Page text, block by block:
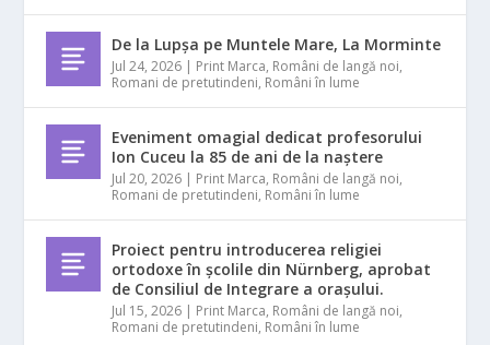
De la Lupșa pe Muntele Mare, La Morminte
Jul 24, 2026 | Print Marca, Români de langă noi,
Romani de pretutindeni, Români în lume
Eveniment omagial dedicat profesorului
Ion Cuceu la 85 de ani de la naștere
Jul 20, 2026 | Print Marca, Români de langă noi,
Romani de pretutindeni, Români în lume
Proiect pentru introducerea religiei
ortodoxe în școlile din Nürnberg, aprobat
de Consiliul de Integrare a orașului.
Jul 15, 2026 | Print Marca, Români de langă noi,
Romani de pretutindeni, Români în lume